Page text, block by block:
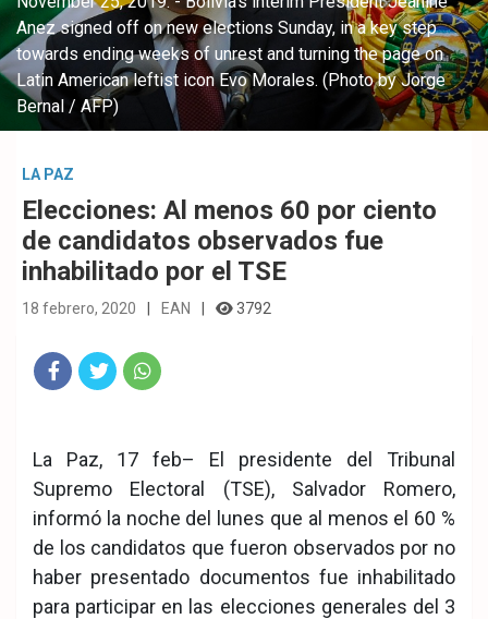
Anez signed off on new elections Sunday, in a key step
towards ending weeks of unrest and turning the page on
Latin American leftist icon Evo Morales. (Photo by Jorge
Bernal / AFP)
LA PAZ
Elecciones: Al menos 60 por ciento
de candidatos observados fue
inhabilitado por el TSE
18 febrero, 2020 EAN 3792
ook
tsA
pp
La Paz, 17 feb– El presidente del Tribunal
Supremo Electoral (TSE), Salvador Romero,
informó la noche del lunes que al menos el 60 %
de los candidatos que fueron observados por no
haber presentado documentos fue inhabilitado
para participar en las elecciones generales del 3